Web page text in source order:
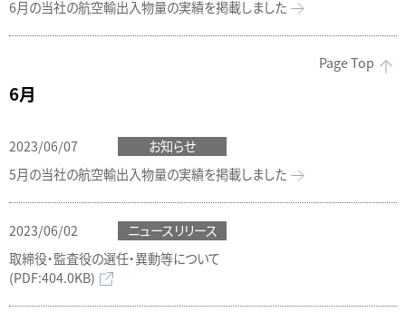
6月の当社の航空輸出入物量の実績を掲載しました
Page Top
6月
2023/06/07
お知らせ
5月の当社の航空輸出入物量の実績を掲載しました
2023/06/02
ニュースリリース
取締役・監査役の選任・異動等について
(PDF:404.0KB)